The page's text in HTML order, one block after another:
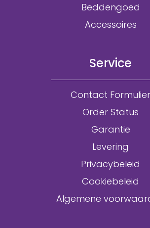
Beddengoed
Accessoires
Service
Contact Formulier
Order Status
Garantie
Levering
Privacybeleid
Cookiebeleid
Algemene